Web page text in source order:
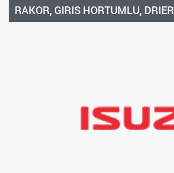
RAKOR, GIRIS HORTUMLU, DRIER